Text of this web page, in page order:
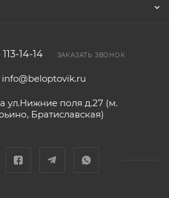
14-14 ЗАКАЗАТЬ ЗВОНОК
info@beloptovik.ru
ул.Нижние поля д.27 (м.
Братиславская)